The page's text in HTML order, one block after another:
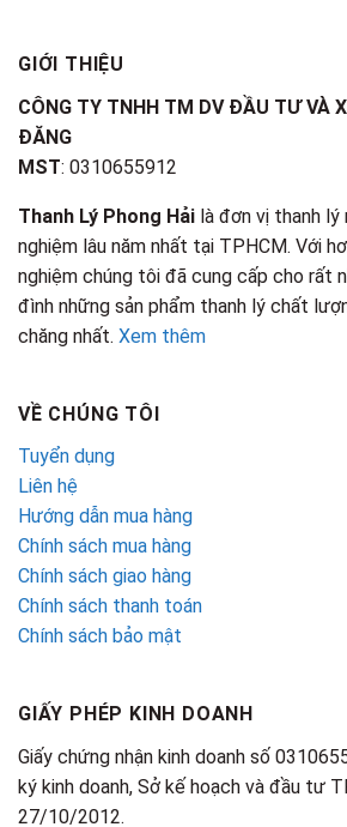
GIỚI THIỆU
CÔNG TY TNHH TM DV ĐẦU TƯ VÀ
ĐĂNG
MST: 0310655912
Thanh Lý Phong Hải là đơn vị thanh
nghiệm lâu năm nhất tại TPHCM. Với
nghiệm chúng tôi đã cung cấp cho rất
đình những sản phẩm thanh lý chất
chăng nhất. Xem thêm
VỀ CHÚNG TÔI
Tuyển dụng
Liên hệ
Hướng dẫn mua hàng
Chính sách mua hàng
Chính sách giao hàng
Chính sách thanh toán
Chính sách bảo mật
GIẤY PHÉP KINH DOANH
Giấy chứng nhận kinh doanh số
ký kinh doanh, Sở kế hoạch và đầu tư
27/10/2012.